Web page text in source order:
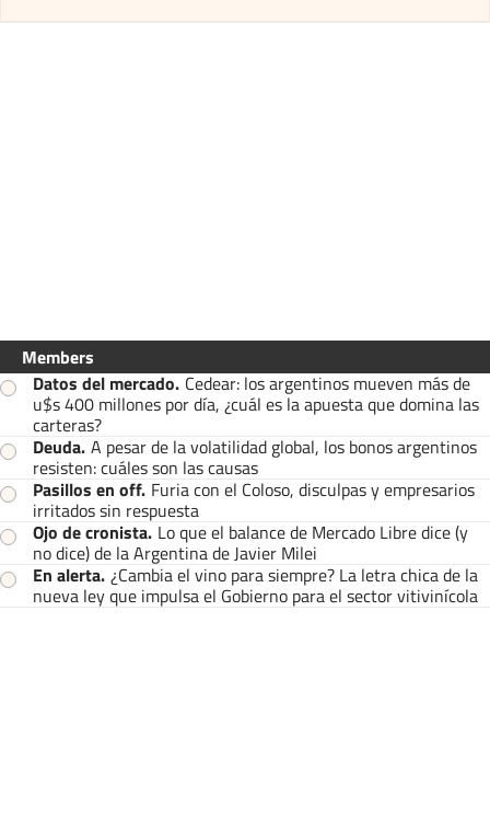
Members
Datos del mercado. Cedear: los argentinos mueven más de
u$s 400 millones por día, ¿cuál es la apuesta que domina las
carteras?
Deuda. A pesar de la volatilidad global, los bonos argentinos
resisten: cuáles son las causas
Pasillos en off. Furia con el Coloso, disculpas y empresarios
irritados sin respuesta
Ojo de cronista. Lo que el balance de Mercado Libre dice (y
no dice) de la Argentina de Javier Milei
En alerta. ¿Cambia el vino para siempre? La letra chica de la
nueva ley que impulsa el Gobierno para el sector vitivinícola